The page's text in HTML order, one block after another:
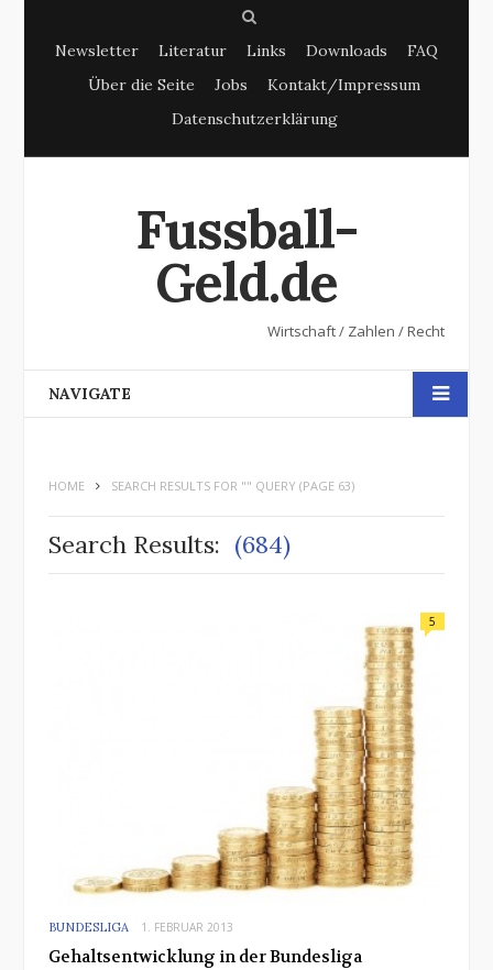
e
r
Newsletter Literatur Links Downloads
FAQ
Über die Seite
Jobs
Kontakt/Impressum
Datenschutzerklärung
Fussball-
Geld.de
Wirtschaft / Zahlen / Recht
NAVIGATE
HOME SEARCH RESULTS FOR "" QUERY (PAGE 63)
Search Results: (684)
BUNDESLIGA 1. FEBRUAR 2013
5
Gehaltsentwicklung in der Bundesliga